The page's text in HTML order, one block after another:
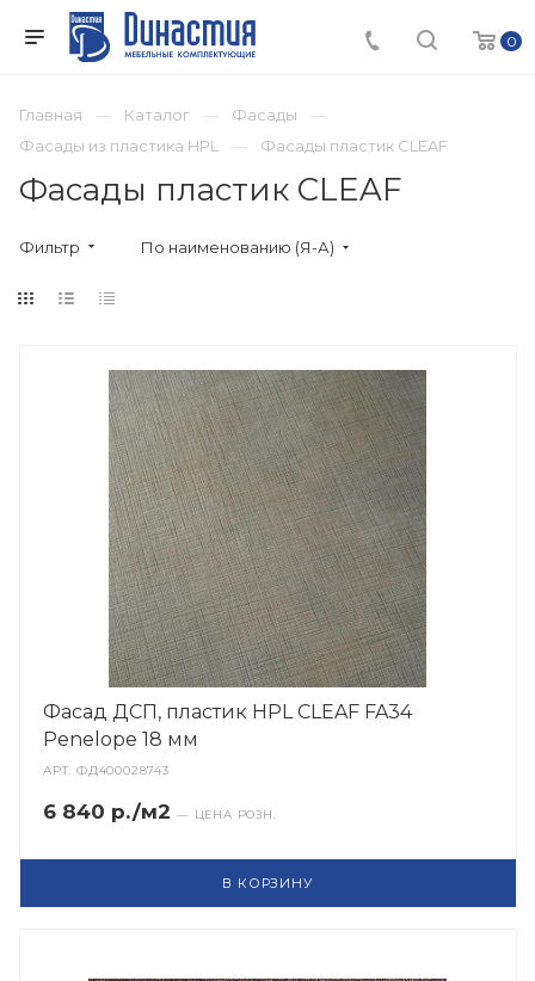
0
Главная Каталог
Фасады
Фасады из пластика HPL
Фасады пластик CLEAF
Фасады пластик CLEAF
Фильтр По наименованию (Я-А)
Фасад ДСП, пластик HPL CLEAF FA34
Penelope 18 мм
АРТ.ФД400028743
6 840 р./м2 — ЦЕНА РОЗН.
В КОРЗИНУ